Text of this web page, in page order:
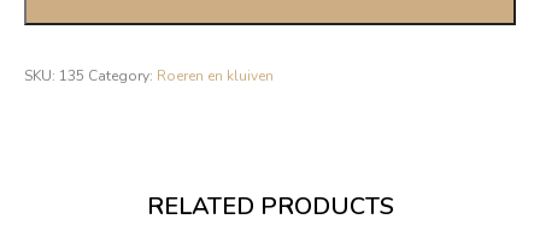
SKU: 135 Category: Roeren en kluiven
RELATED PRODUCTS